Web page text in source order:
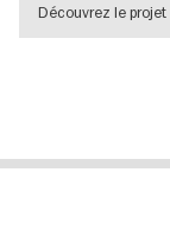
Découvrez le